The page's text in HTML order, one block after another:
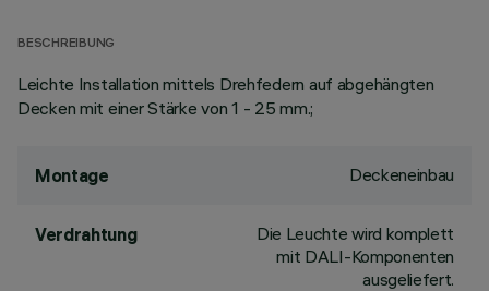
BESCHREIBUNG
Leichte Installation mittels Drehfedern auf abgehängten
Decken mit einer Stärke von 1 - 25 mm.;
Montage Deckeneinbau
Verdrahtung
Die Leuchte wird komplett
mit DALI-Komponenten
ausgeliefert.